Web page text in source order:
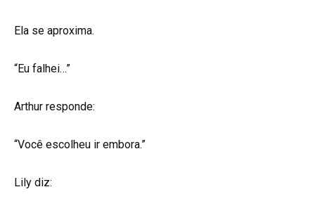
Ela se aproxima.
“Eu falhei…”
Arthur responde:
“Você escolheu ir embora.”
Lily diz: